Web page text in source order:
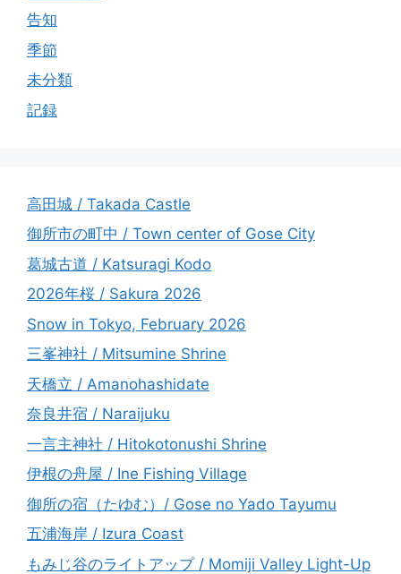
告知
季節
未分類
記録
高田城 / Takada Castle
御所市の町中 / Town center of Gose City
葛城古道 / Katsuragi Kodo
2026年桜 / Sakura 2026
Snow in Tokyo, February 2026
三峯神社 / Mitsumine Shrine
天橋立 / Amanohashidate
奈良井宿 / Naraijuku
一言主神社 / Hitokotonushi Shrine
伊根の舟屋 / Ine Fishing Village
御所の宿（たゆむ）/ Gose no Yado Tayumu
五浦海岸 / Izura Coast
もみじ谷のライトアップ / Momiji Valley Light-Up